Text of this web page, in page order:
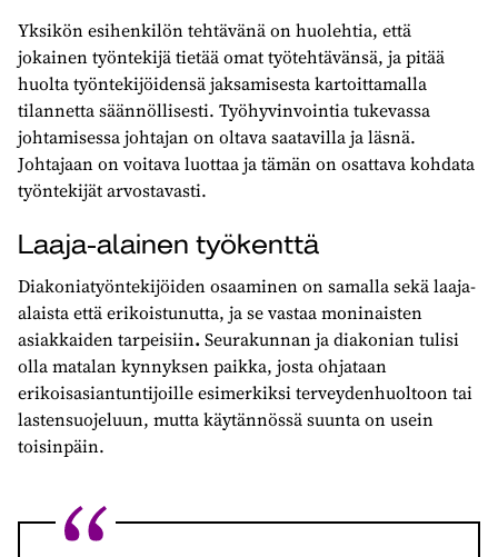
Yksikön esihenkilön tehtävänä on huolehtia, että
jokainen työntekijä tietää omat työtehtävänsä, ja pitää
huolta työntekijöidensä jaksamisesta kartoittamalla
tilannetta säännöllisesti. Työhyvinvointia tukevassa
johtamisessa johtajan on oltava saatavilla ja läsnä.
Johtajaan on voitava luottaa ja tämän on osattava kohdata
työntekijät arvostavasti.
Laaja-alainen työkenttä
Diakoniatyöntekijöiden osaaminen on samalla sekä laaja-
alaista että erikoistunutta, ja se vastaa moninaisten
asiakkaiden tarpeisiin.Seurakunnan ja diakonian tulisi
olla matalan kynnyksen paikka, josta ohjataan
erikoisasiantuntijoille esimerkiksi terveydenhuoltoon tai
lastensuojeluun, mutta käytännössä suunta on usein
toisinpäin.